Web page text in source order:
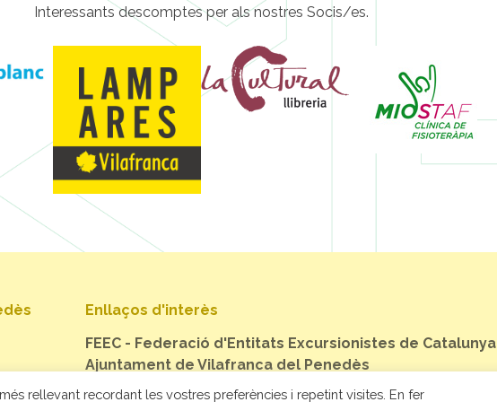
Interessants descomptes per als nostres Socis/es.
Enllaços d'interès
FEEC - Federació d'Entitats Excursionistes de Catalunya
Ajuntament de Vilafranca del Penedès
rellevant recordant les vostres preferències i repetint visites. En fer